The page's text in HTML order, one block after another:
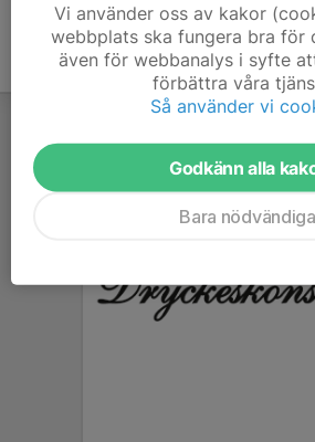
Vi använder oss av kakor
webbplats ska fungera bra för
även för webbanalys i syfte
förbättra våra
Så använder vi
Godkänn alla
Bara nödvändiga